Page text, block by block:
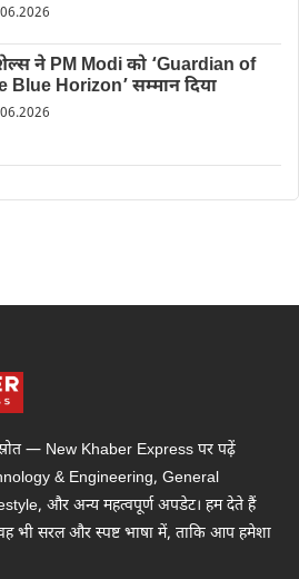
ने PM Modi को ‘Guardian of
Blue Horizon’ सम्मान दिया
— New Khaber Express पर पढ़ें
& Engineering, General
और अन्य महत्वपूर्ण अपडेट। हम देते हैं
भी सरल और स्पष्ट भाषा में, ताकि आप हमेशा